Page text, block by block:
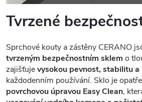
Tvrzené
Sprchové kouty a zástěny CERANO
tvrzeným bezpečnostním sklem o
zajišťujevysokou pevnost, stabilitu
každodenním používání. Sklo je
povrchovou úpravou Easy Clean,